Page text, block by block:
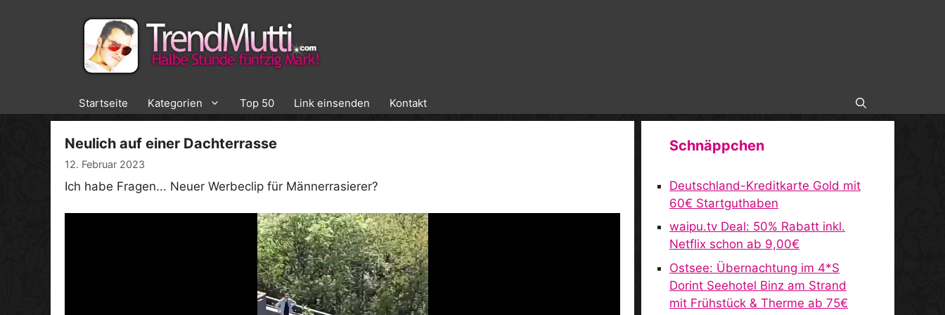
Startseite Kategorien Top 50 Link einsenden Kontakt
Neulich auf einer Dachterrasse
12. Februar 2023
Ich habe Fragen... Neuer Werbeclip für Männerrasierer?
Schnäppchen
Deutschland-Kreditkarte Gold mit
60€ Startguthaben
waipu.tv Deal: 50% Rabatt inkl.
Netflix schon ab 9,00€
Ostsee: Übernachtung im 4*S
Dorint Seehotel Binz am Strand
mit Frühstück & Therme ab 75€